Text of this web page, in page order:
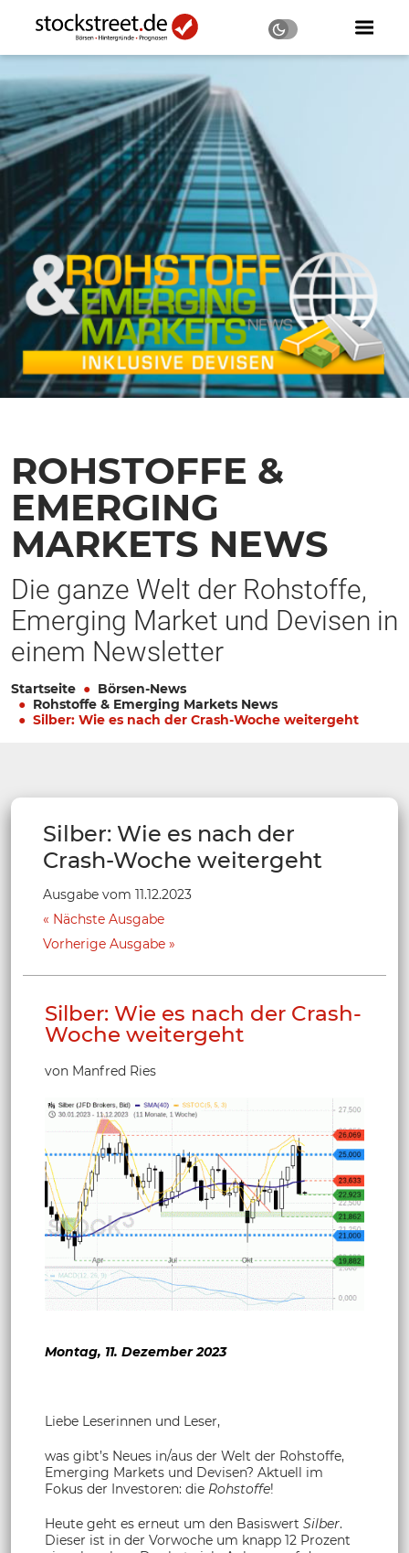
ROHSTOFFE &
EMERGING
MARKETS NEWS
Die ganze Welt der Rohstoffe,
Emerging Market und Devisen in
einem Newsletter
Startseite
Börsen-News
Rohstoffe & Emerging Markets News
Silber: Wie es nach der Crash-Woche weitergeht
Silber: Wie es nach der
Crash-Woche weitergeht
Ausgabe vom 11.12.2023
Nächste Ausgabe
Vorherige Ausgabe
Silber: Wie es nach der Crash-
Woche weitergeht
von Manfred Ries
Montag, 11. Dezember 2023
Liebe Leserinnen und Leser,
was gibt’s Neues in/aus der Welt der Rohstoffe,
Emerging Markets und Devisen? Aktuell im
Fokus der Investoren: die Rohstoffe!
Heute geht es erneut um den Basiswert Silber.
Dieser ist in der Vorwoche um knapp 12 Prozent